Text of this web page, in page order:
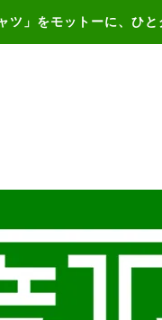
ツ」をモットーに、ひ